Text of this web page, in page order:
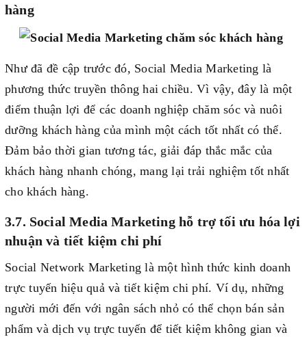
hàng
Như đã đề cập trước đó, Social Media Marketing là
phương thức truyền thông hai chiều. Vì vậy, đây là một
điểm thuận lợi để các doanh nghiệp chăm sóc và nuôi
dưỡng khách hàng của mình một cách tốt nhất có thể.
Đảm bảo thời gian tương tác, giải đáp thắc mắc của
khách hàng nhanh chóng, mang lại trải nghiệm tốt nhất
cho khách hàng.
3.7. Social Media Marketing hỗ trợ tối ưu hóa lợi
nhuận và tiết kiệm chi phí
Social Network Marketing là một hình thức kinh doanh
trực tuyến hiệu quả và tiết kiệm chi phí. Ví dụ, những
người mới đến với ngân sách nhỏ có thể chọn bán sản
phẩm và dịch vụ trực tuyến để tiết kiệm không gian và